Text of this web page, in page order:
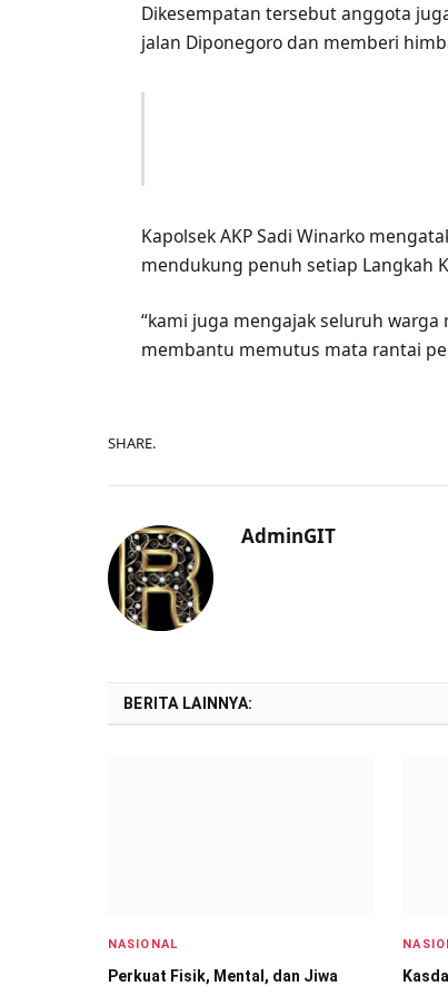
Dikesempatan tersebut anggota
jalan Diponegoro dan memberi
Kapolsek AKP Sadi Winarko
mendukung penuh setiap Langkah
“kami juga mengajak seluruh
membantu memutus mata rantai
SHARE.
AdminGIT
BERITA LAINNYA:
NASIONAL
Perkuat Fisik, Mental, dan Jiwa